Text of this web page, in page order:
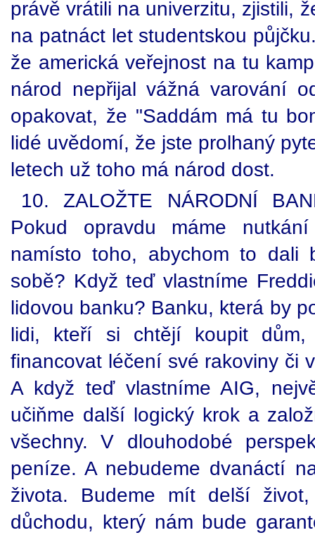
právě vrátili na univerzitu, zjistili,
na patnáct let studentskou
že americká veřejnost na tu
národ nepřijal vážná varování
opakovat, že "Saddám má tu
lidé uvědomí, že jste prolhaný
letech už toho má národ dost.
10. ZALOŽTE NÁRODNÍ
Pokud opravdu máme
namísto toho, abychom to dali
sobě? Když teď vlastníme
lidovou banku? Banku, která by
lidi, kteří si chtějí koupit dům,
financovat léčení své rakoviny či
A když teď vlastníme AIG,
učiňme další logický krok a
všechny. V dlouhodobé
peníze. A nebudeme dvanáctí
života. Budeme mít delší
důchodu, který nám bude